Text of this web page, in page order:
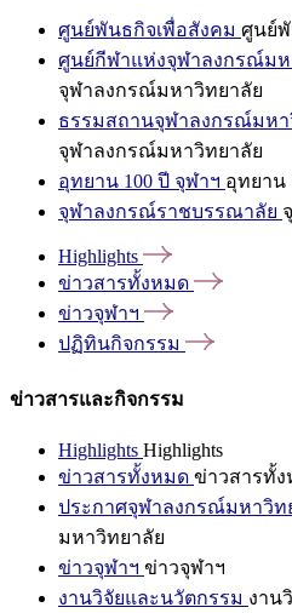
ศูนย์พันธกิจเพื่อสังคม ศูนย์
ศูนย์กีฬาแห่งจุฬาลงกรณ์มห
จุฬาลงกรณ์มหาวิทยาลัย
ธรรมสถานจุฬาลงกรณ์มหา
จุฬาลงกรณ์มหาวิทยาลัย
อุทยาน 100 ปี จุฬาฯ อุทยาน
จุฬาลงกรณ์ราชบรรณาลัย
Highlights
ข่าวสารทั้งหมด
ข่าวจุฬาฯ
ปฏิทินกิจกรรม
ข่าวสารและกิจกรรม
Highlights Highlights
ข่าวสารทั้งหมด ข่าวสารทั้
ประกาศจุฬาลงกรณ์มหาวิท
มหาวิทยาลัย
ข่าวจุฬาฯ ข่าวจุฬาฯ
งานวิจัยและนวัตกรรม งาน